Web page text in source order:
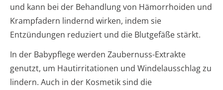
und kann bei der Behandlung von Hämorrhoiden und
Krampfadern lindernd wirken, indem sie
Entzündungen reduziert und die Blutgefäße stärkt.
In der Babypflege werden Zaubernuss-Extrakte
genutzt, um Hautirritationen und Windelausschlag zu
lindern. Auch in der Kosmetik sind die